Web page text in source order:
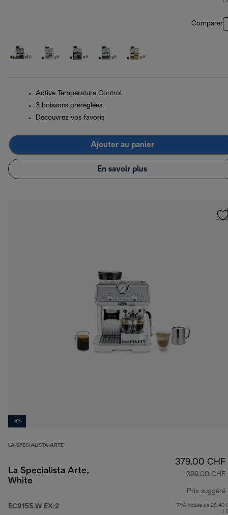
(
Comparer
Active Temperature Control
3 boissons préréglées
Découvrez vos favoris
Ajouter au panier
En savoir plus
-5%
LA SPECIALISTA ARTE
La Specialista Arte,
White
EC9155.W EX:2
379.00 CHF
399.00 CHF
Prix suggéré
TVA incluse de 28.40
(